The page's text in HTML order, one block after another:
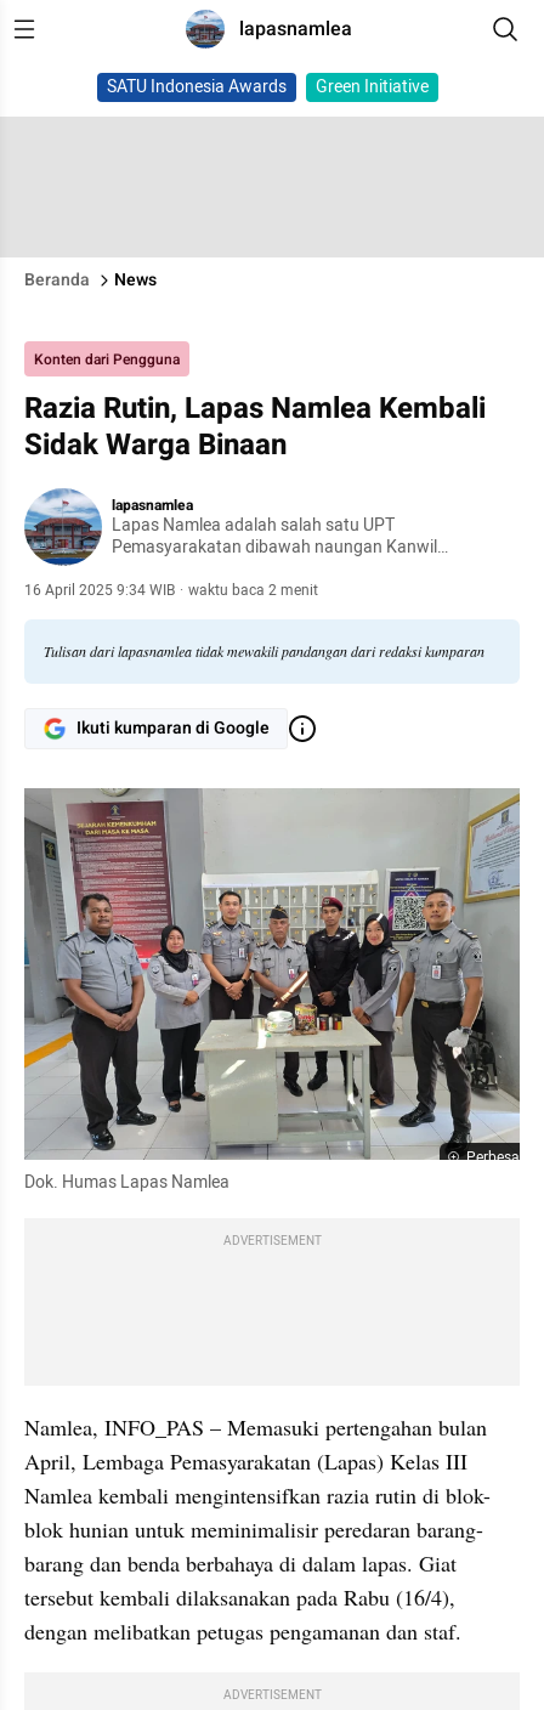
lapasnamlea
SATU Indonesia Awards Green Initiative
Beranda News
Konten dari Pengguna
Razia Rutin, Lapas Namlea Kembali
Sidak Warga Binaan
lapasnamlea
Lapas Namlea adalah salah satu UPT
Pemasyarakatan dibawah naungan Kanwil
16 April 2025 9:34 WIB · waktu baca 2 menit
Tulisan dari lapasnamlea tidak mewakili pandangan dari redaksi kumparan
Ikuti kumparan di Google
Perbesar
Dok. Humas Lapas Namlea
ADVERTISEMENT
Namlea, INFO_PAS – Memasuki pertengahan bulan
April, Lembaga Pemasyarakatan (Lapas) Kelas III
Namlea kembali mengintensifkan razia rutin di blok-
blok hunian untuk meminimalisir peredaran barang-
barang dan benda berbahaya di dalam lapas. Giat
tersebut kembali dilaksanakan pada Rabu (16/4),
dengan melibatkan petugas pengamanan dan staf.
ADVERTISEMENT